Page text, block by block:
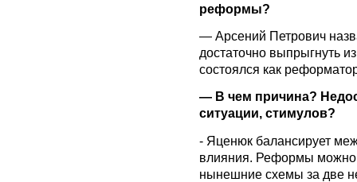
реформы?
— Арсений Петрович
достаточно выпрыгнуть
состоялся как
— В чем причина?
ситуации, стимулов?
- Яценюк балансирует
влияния. Реформы можно
нынешние схемы за две